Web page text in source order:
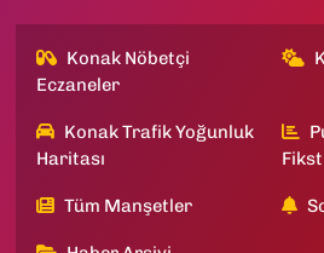
Konak Nöbetçi
Eczaneler
Konak Trafik Yoğunluk
Haritası
Tüm Manşetler